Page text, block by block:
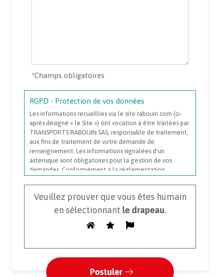
*Champs obligatoires
RGPD - Protection de vos données
Les informations recueillies via le site rabouin.com (ci-
après désigné « le Site ») ont vocation à être traitées par
TRANSPORTS RABOUIN SAS, responsable de traitement,
aux fins de traitement de votre demande de
renseignement. Les informations signalées d'un
astérisque sont obligatoires pour la gestion de vos
demandes. Conformément à la réglementation
droit d’accès de rectification et de portabilité des
informations vous concernant ; - d'un droit de limitation,
d’effacement et d’opposition pour des motifs légitimes
au traitement de vos données ; - de la possibilité de nous
pouvez exercer ces droits en écrivant à l'adresse
électronique suivante : rgpd@rabouin.com. Toutefois,
Veuillez prouver que vous êtes humain
en sélectionnant le drapeau.